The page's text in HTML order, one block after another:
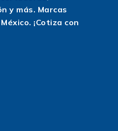
y más. Marcas
¡Cotiza con